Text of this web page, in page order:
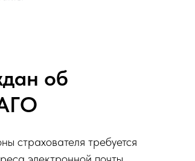
об
страхователя требуется